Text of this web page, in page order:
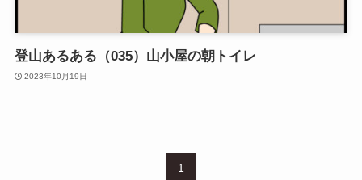
登山あるある（035）山小屋の朝トイレ
2023年10月19日
1